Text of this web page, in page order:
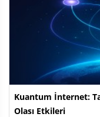
Kuantum İnternet:
Olası Etkileri